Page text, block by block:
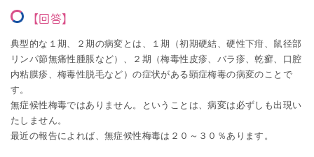
【回答】
典型的な１期、２期の病変とは、１期（初期硬結、硬性下疳、鼠径部
リンパ節無痛性腫脹など）、２期（梅毒性皮疹、バラ疹、乾癬、口腔
内粘膜疹、梅毒性脱毛など）の症状がある顕症梅毒の病変のことで
す。
無症候性梅毒ではありません。ということは、病変は必ずしも出現い
たしません。
最近の報告によれば、無症候性梅毒は２０～３０％あります。